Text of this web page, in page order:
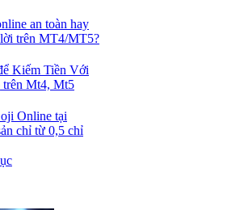
an toàn hay
trên MT4/MT5?
Kiếm Tiền Với
trên Mt4, Mt5
Online tại
chỉ từ 0,5 chỉ